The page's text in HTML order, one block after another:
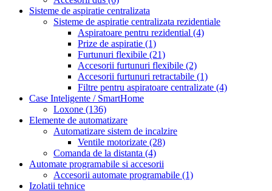
Sisteme de aspiratie centralizata
Sisteme de aspiratie centralizata rezidentiale
Aspiratoare pentru rezidential (4)
Prize de aspiratie (1)
Furtunuri flexibile (21)
Accesorii furtunuri flexibile (2)
Accesorii furtunuri retractabile (1)
Filtre pentru aspiratoare centralizate (4)
Case Inteligente / SmartHome
Loxone (136)
Elemente de automatizare
Automatizare sistem de incalzire
Ventile motorizate (28)
Comanda de la distanta (4)
Automate programabile si accesorii
Accesorii automate programabile (1)
Izolatii tehnice